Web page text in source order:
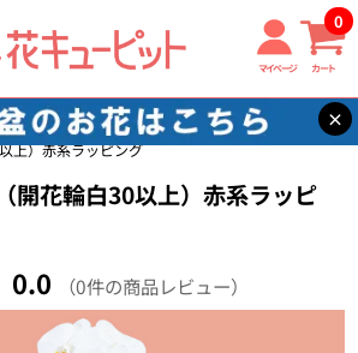
マイページ カート
0
×
い・長寿祝い
【還暦祝い・長寿祝い】胡蝶
上）赤系ラッピング
花輪白30以上）赤系ラッピ
0.0 （0件の商品レビュー）